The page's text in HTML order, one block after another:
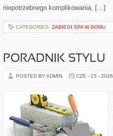
niepotrzebnego komplikowania, […]
CATEGORIES: ZABIEGI SPA W DOMU
PORADNIK STYLU
POSTED BY ADMIN CZE - 15 - 2026